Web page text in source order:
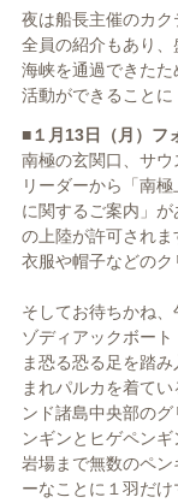
夜は船長主催のカ
全員の紹介もあり
海峡を通過できた
活動ができること
■１月13日（月）フ
南極の玄関口、サ
リーダーから「南
に関するご案内」
の上陸が許可され
衣服や帽子などのク
そしてお待ちかね
ゾディアックボー
ま恐る恐る足を踏
まれパルカを着て
ンド諸島中央部の
ンギンとヒゲペン
岩場まで無数のペ
ーなことに１羽だ